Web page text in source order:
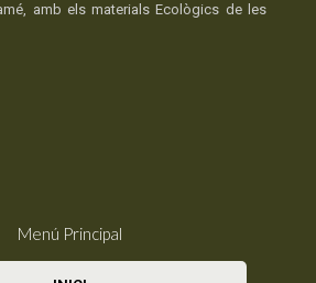
amb els materials Ecològics de les
Menú Principal